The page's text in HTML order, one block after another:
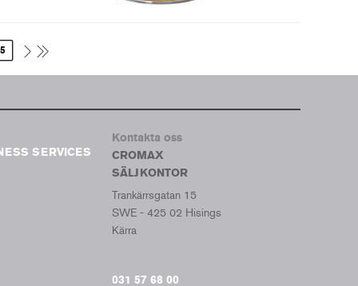
5
SERVICES
Kontakta oss
CROMAX
SÄLJKONTOR
Trankärrsgatan 15
SWE - 425 02 Hisings
Kärra
031 57 68 00